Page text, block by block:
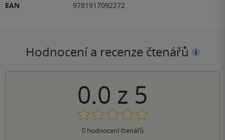
EAN
9781917092272
Hodnocení a recenze čtenářů
0.0 z 5
0hodnocení čtenářů